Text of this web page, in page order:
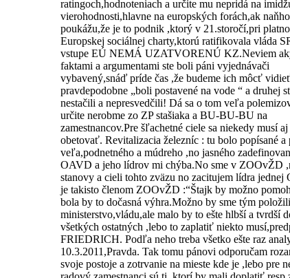
ratingoch,hodnoteniach a určite mu nepridá na
vierohodnosti,hlavne na europských forách,ak naňho
poukážu,že je to podnik ,ktorý v 21.storočí,pri
Europskej sociálnej charty,ktorú ratifikovala vláda
vstupe EÚ NEMÁ UZATVORENÚ KZ.Neviem
faktami a argumentami ste boli páni vyjednávači
vybavený,snáď príde čas ,že budeme ich môcť
pravdepodobne „boli postavené na vode “ a druhej
nestačili a nepresvedčili! Dá sa o tom veľa
určite nerobme zo ZP stašiaka a BU-BU-BU na
zamestnancov.Pre šľachetné ciele sa niekedy musí
obetovať. Revitalizacia železníc : tu bolo popísané a
veľa,podnetného a múdreho ,no jasného
OAVD a jeho lídrov mi chýba.No sme v ZOOvŽD
stanovy a cieli tohto zväzu no zacitujem lídra jednej
je takisto členom ZOOvŽD :“Štajk by možno
bola by to dočasná výhra.Možno by sme tým položili
ministerstvo,vládu,ale malo by to ešte hlbší a tvrdší
všetkých ostatných ,lebo to zaplatiť niekto
FRIEDRICH. Podľa neho treba všetko ešte raz
10.3.2011,Pravda. Tak tomu pánovi odporučam
svoje postoje a zotrvanie na mieste kde je ,lebo pre